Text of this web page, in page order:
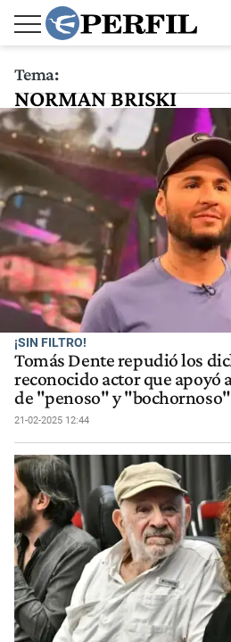
Tema:
NORMAN BRISKI
¡SIN FILTRO!
Tomás Dente repudió los
reconocido actor que apoyó
de "penoso" y "bochornoso"
21-02-2025 12:44